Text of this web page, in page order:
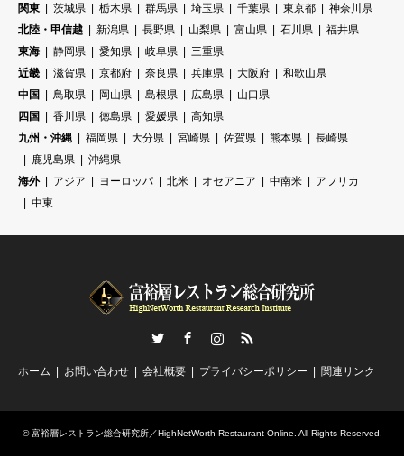
関東
茨城県 栃木県 群馬県 埼玉県 千葉県 東京都
神奈川県
北陸・甲信越
新潟県 長野県 山梨県 富山県 石川県
福井県
東海
静岡県 愛知県 岐阜県
三重県
近畿
滋賀県 京都府 奈良県 兵庫県 大阪府
和歌山県
中国
鳥取県 岡山県 島根県 広島県
山口県
四国
香川県 徳島県 愛媛県
高知県
九州・沖縄
福岡県 大分県 宮崎県 佐賀県 熊本県
長崎県
鹿児島県
沖縄県
海外
アジア ヨーロッパ 北米 オセアニア 中南米
アフリカ
中東
RSS
ホーム お問い合わせ 会社概要 プライバシーポリシー 関連リンク
©富裕層レストラン総合研究所／HighNetWorth Restaurant Online . All Rights Reserved.